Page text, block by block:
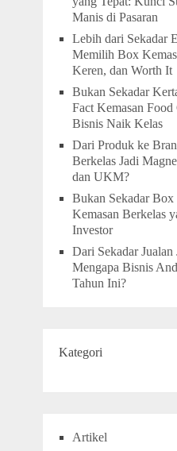
Manis di Pasaran
Lebih dari Sekadar
Memilih Box
Keren, dan Worth It
Bukan Sekadar
Fact Kemasan
Bisnis Naik Kelas
Dari Produk ke
Berkelas Jadi
dan UKM?
Bukan Sekadar Box
Kemasan Berkelas
Investor
Dari Sekadar
Mengapa Bisnis
Tahun Ini?
Kategori
Artikel